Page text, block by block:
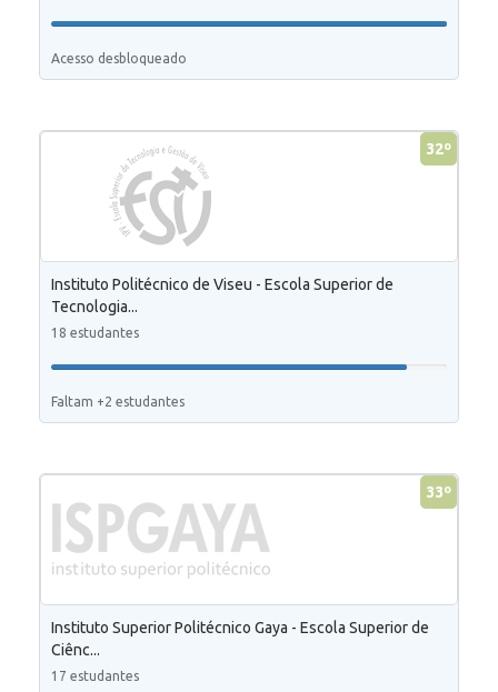
Acesso desbloqueado
32º
Instituto Politécnico de Viseu - Escola Superior de
Tecnologia...
18 estudantes
Faltam +2 estudantes
33º
Instituto Superior Politécnico Gaya - Escola Superior de
Ciênc...
17 estudantes